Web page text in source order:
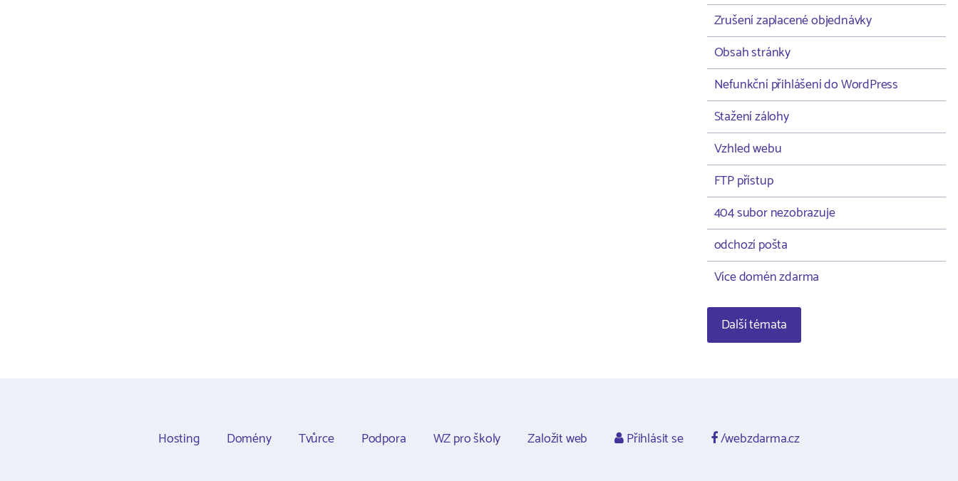
Zrušení zaplacené objednávky
Obsah stránky
Nefunkční přihlášení do WordPress
Stažení zálohy
Vzhled webu
FTP přístup
404 subor nezobrazuje
odchozí pošta
Více domén zdarma
Další témata
Hosting Domény Tvůrce Podpora WZ pro školy Založit web Přihlásit se /webzdarma.cz